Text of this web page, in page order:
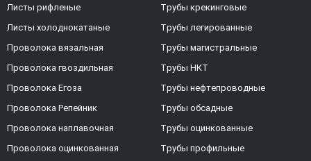
Листы рифленые
Листы холоднокатаные
Проволока вязальная
Проволока гвоздильная
Проволока Егоза
Проволока Репейник
Проволока наплавочная
Проволока оцинкованная
Трубы крекинговые
Трубы легированные
Трубы магистральные
Трубы НКТ
Трубы нефтепроводные
Трубы обсадные
Трубы оцинкованные
Трубы профильные